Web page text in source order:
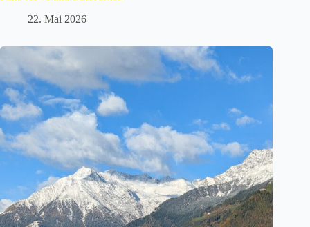
22. Mai 2026